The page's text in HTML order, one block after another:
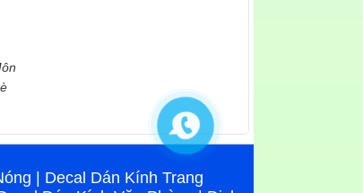
| Decal Dán Kính Trang